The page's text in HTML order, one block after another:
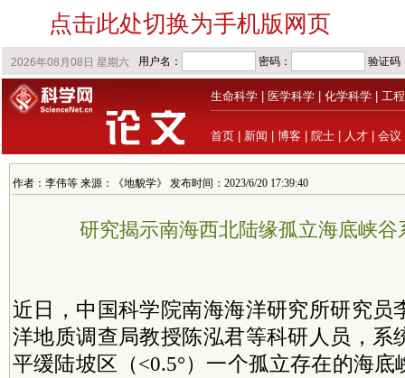
点击此处切换为手机版网页
生命科学 医学科学 化学科学 工
首页 新闻 博客 院士 人才 会议
作者：李伟等 来源：《地貌学》 发布时间：2023/6/20 17:39:40
研究揭示南海西北陆缘孤立海底峡谷
近日，中国科学院南海海洋研究所研究员
洋地质调查局教授陈泓君等科研人员，系
平缓陆坡区（<0.5°）一个孤立存在的海